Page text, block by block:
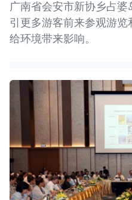
广南省会安市新协乡占婆
引更多游客前来参观游
给环境带来影响。